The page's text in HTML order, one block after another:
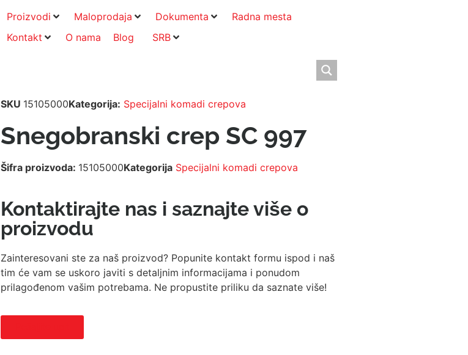
Proizvodi Maloprodaja Dokumenta
Radna mesta
Kontakt
O nama Blog SRB
SKU 15105000Kategorija: Specijalni komadi crepova
Snegobranski crep SC 997
Šifra proizvoda: 15105000Kategorija Specijalni komadi crepova
Kontaktirajte nas i saznajte više o
proizvodu
Zainteresovani ste za naš proizvod? Popunite kontakt formu ispod i naš
tim će vam se uskoro javiti s detaljnim informacijama i ponudom
prilagođenom vašim potrebama. Ne propustite priliku da saznate više!